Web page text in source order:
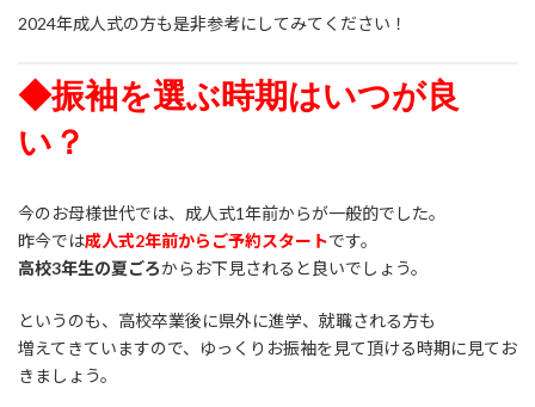
2024年成人式の方も是非参考にしてみてください！
◆振袖を選ぶ時期はいつが良
い？
今のお母様世代では、成人式1年前からが一般的でした。
昨今では成人式2年前からご予約スタートです。
高校3年生の夏ごろからお下見されると良いでしょう。
というのも、高校卒業後に県外に進学、就職される方も
増えてきていますので、ゆっくりお振袖を見て頂ける時期に見てお
きましょう。